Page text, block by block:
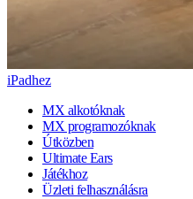
iPadhez
MX alkotóknak
MX programozóknak
Útközben
Ultimate Ears
Játékhoz
Üzleti felhasználásra